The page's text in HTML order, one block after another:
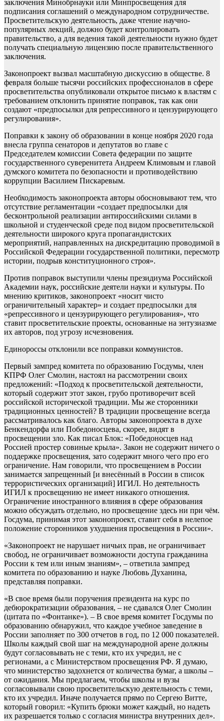
заключения Минобрнауки или Минпросвещения для
подписания соглашений о международном сотрудничестве.
Просветительскую деятельность, даже чтение научно-
популярных лекций, должно будет контролировать
правительство, а для ведения такой деятельности нужно будет
получать специальную лицензию после правительственного
заключения.
Законопроект вызвал масштабную дискуссию в обществе. 8
февраля больше тысячи российских профессионалов в сфере
просветительства опубликовали открытое письмо к властям с
требованием отклонить принятие поправок, так как они
создают «предпосылки для репрессивного и цензурирующего
регулирования».
Поправки к закону об образовании в конце ноября 2020 года
внесла группа сенаторов и депутатов во главе с
Председателем комиссии Совета федерации по защите
государственного суверенитета Андреем Климовым и главой
думского комитета по безопасности и противодействию
коррупции Василием Пискаревым.
Необходимость законопроекта авторы обосновывают тем, что
отсутствие регламентации «создает предпосылки для
бесконтрольной реализации антироссийскими силами в
школьной и студенческой среде под видом просветительской
деятельности широкого круга пропагандистских
мероприятий, направленных на дискредитацию проводимой в
Российской Федерации государственной политики, пересмотр
истории, подрыв конституционного строя».
Против поправок выступили члены президиума Российской
Академии наук, российские деятели науки и культуры. По
мнению критиков, законопроект «носит чисто
ограничительный характер» и создает предпосылки для
«репрессивного и цензурирующего регулирования», что
ставит просветительские проекты, основанные на энтузиазме
их авторов, под угрозу исчезновения.
Единороссы отклонили все поправки коммунистов.
Первый зампред комитета по образованию Госдумы, член
КПРФ Олег Смолин, настоял на рассмотрении своих
предложений: «Подход к просветительской деятельности,
который содержит этот закон, грубо противоречит всей
российской исторической традиции. Мы же сторонники
традиционных ценностей? В традиции просвещение всегда
рассматривалось как благо. Авторы законопроекта в духе
Бенкендорфа или Победоносцева, скорее, видят в
просвещении зло. Как писал Блок: «Победоносцев над
Россией простер совиные крыла». Закон не содержит ничего о
поддержке просвещения, зато содержит много чего про его
ограничение. Нам говорили, что просвещением в России
занимается запрещенный [и внесённый в России в список
террористических организаций] ИГИЛ. Но деятельность
ИГИЛ к просвещению не имеет никакого отношения.
Ограничение иностранного влияния в сфере образования
можно обсуждать отдельно, но просвещение здесь ни при чём.
Госдума, принимая этот законопроект, ставит себя в нелепое
положение сторонников ухудшения просвещения в России».
«Законопроект не нарушает ничьих прав, не ограничивает
свобод, не ограничивает возможности доступа гражданина
России к тем или иным знаниям», – ответила зампред
комитета по образованию и науке Любовь Духанина,
представляя поправки.
«В свое время были поручения президента на курс по
дебюрократизации образования, – не сдавался Олег Смолин
(цитата по «Фонтанке»). – В свое время комитет Госдумы по
образованию обнаружил, что каждое учебное заведение в
России заполняет по 300 отчетов в год, по 12 000 показателей.
Школы каждый свой шаг на международной арене должны
будут согласовывать не с теми, кто их учредил, не с
регионами, а с Министерством просвещения РФ. Я думаю,
что министерство задохнется от количества бумаг, а школы –
от ожидания. Мы предлагаем, чтобы школы и вузы
согласовывали свою просветительскую деятельность с теми,
кто их учредил. Иначе получается прямо по Сергею Витте,
который говорил: «Купить брюки может каждый, но надеть
их разрешается только с согласия министра внутренних дел».